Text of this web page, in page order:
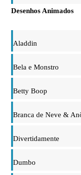
Desenhos Animados
Aladdin
Bela e Monstro
Betty Boop
Branca de Neve &
Divertidamente
Dumbo